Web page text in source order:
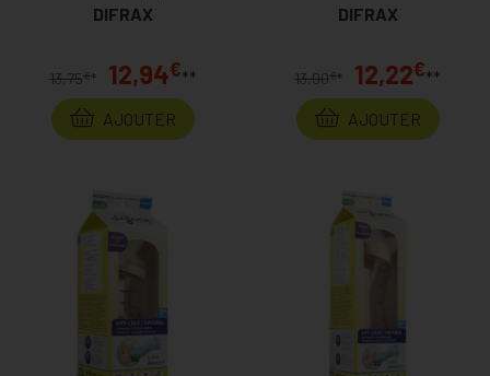
DIFRAX
13,75€ * 12,94€**
AJOUTER
DIFRAX
13,00€* 12,22€**
AJOUTER